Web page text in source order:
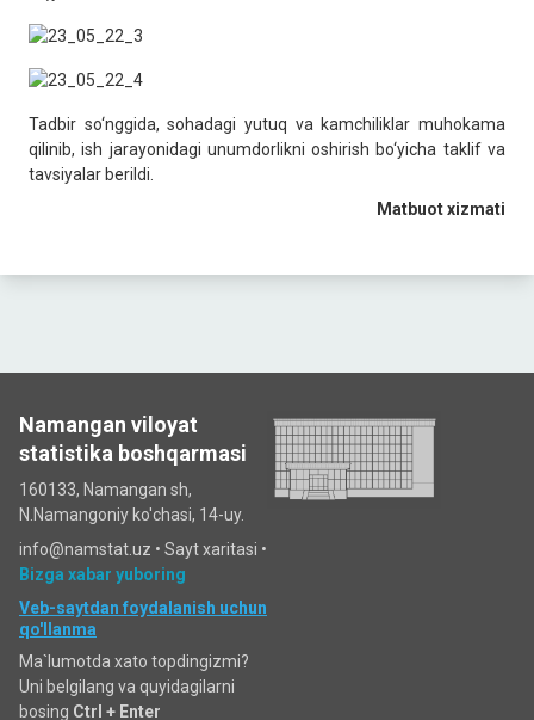
Tadbir so‘nggida, sohadagi yutuq va kamchiliklar muhokama
qilinib, ish jarayonidagi unumdorlikni oshirish bo‘yicha taklif va
tavsiyalar berildi.
Matbuot xizmati
Namangan viloyat
statistika boshqarmasi
160133, Namangan sh,
N.Namangoniy ko'chasi, 14-uy.
info@namstat.uz • Sayt xaritasi •
Bizga xabar yuboring
Veb-saytdan foydalanish uchun
qo'llanma
Ma`lumotda xato topdingizmi?
Uni belgilang va quyidagilarni
bosing Ctrl + Enter